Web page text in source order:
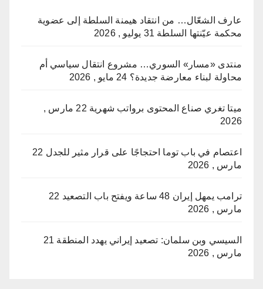
عارف الشعّال… من انتقاد هيمنة السلطة إلى عضوية
محكمة عيّنتها السلطة 31 يوليو , 2026
منتدى «مسار» السوري… مشروع انتقال سياسي أم
محاولة لبناء معارضة جديدة؟ 24 مايو , 2026
ميتا تغري صناع المحتوى برواتب شهرية
22 مارس ,
2026
اعتصام في باب توما احتجاجًا على قرار مثير للجدل 22
مارس , 2026
ترامب يمهل إيران 48 ساعة ويفتح باب التصعيد
22
مارس , 2026
السيسي وبن سلمان: تصعيد إيراني يهدد المنطقة 21
مارس , 2026